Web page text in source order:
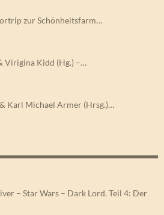
zur Schönheitsfarm…
Virigina Kidd (Hg.) –…
Karl Michael Armer (Hrsg.)…
– Star Wars – Dark Lord. Teil 4: Der